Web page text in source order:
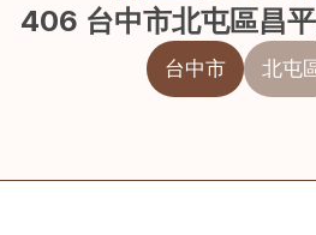
406 台中市北屯區昌
台中市 北屯